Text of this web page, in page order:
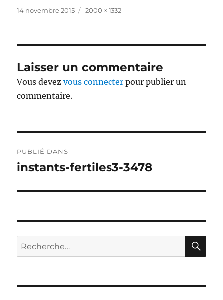
Publié
14 novembre 2015
Taille
2000 × 1332
Laisser un commentaire
Vous devezvous connecter pour publier un
commentaire.
de
PUBLIÉ DANS
instants-fertiles3-3478
Recherche
pour :